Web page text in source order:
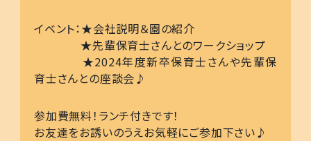
イベント：★会社説明＆園の紹介
★先輩保育士さんとのワークショップ
★2024年度新卒保育士さんや先輩保
育士さんとの座談会♪
参加費無料！ランチ付きです！
お友達をお誘いのうえお気軽にご参加下さい♪